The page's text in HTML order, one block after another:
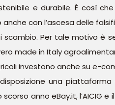
e durabile. È così
con l’ascesa delle
Per tale motivo è
made in Italy
investono anche su e-
una
anno eBay.it, l’AICIG